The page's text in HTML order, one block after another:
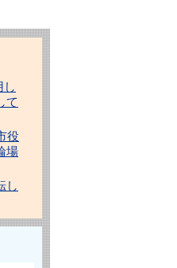
し
て
役
場
し